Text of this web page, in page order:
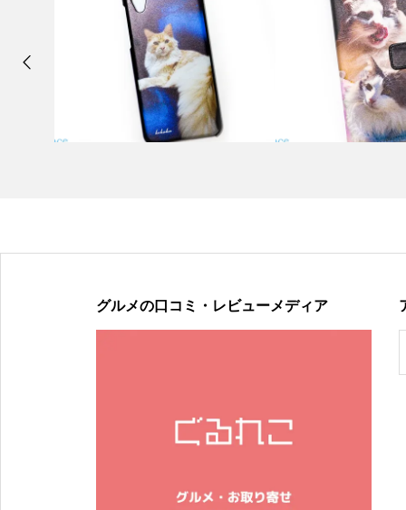
グルメの口コミ・レビューメディア